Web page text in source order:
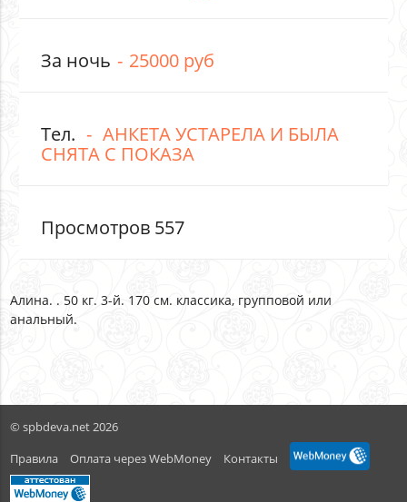
За ночь 25000 руб
Тел. АНКЕТА УСТАРЕЛА И БЫЛА
СНЯТА С ПОКАЗА
Просмотров 557
Алина. . 50 кг. 3-й. 170 см. классика, групповой или
анальный.
© spbdeva.net 2026
Правила
Оплата через WebMoney Контакты